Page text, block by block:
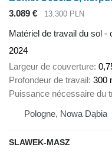
3.089 € 13.300 PLN
Matériel de travail du sol -
2024
Largeur de couverture
Profondeur de travail 300
Puissance nécessaire du
Pologne, Nowa Dąbia
SLAWEK-MASZ